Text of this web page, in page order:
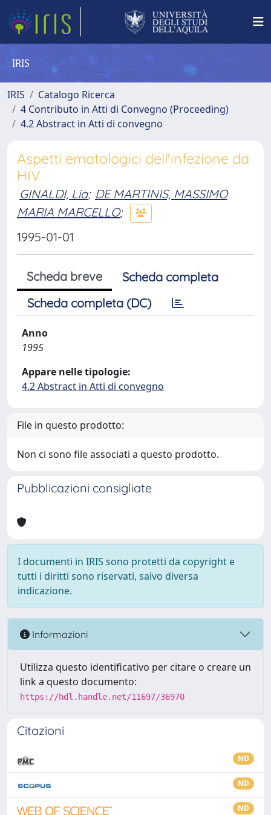
IRIS
IRIS
Catalogo Ricerca
4 Contributo in Atti di Convegno (Proceeding)
4.2 Abstract in Atti di convegno
Aspetti ematologici dell'infezione da
HIV
GINALDI, Lia; DE MARTINIS, MASSIMO
MARIA MARCELLO;
1995-01-01
Scheda breve
Scheda completa
Scheda completa (DC)
Anno
1995
Appare nelle tipologie:
4.2 Abstract in Atti di convegno
File in questo prodotto:
Non ci sono file associati a questo prodotto.
Pubblicazioni consigliate
I documenti in IRIS sono protetti da copyright e
tutti i diritti sono riservati, salvo diversa
indicazione.
Informazioni
Utilizza questo identificativo per citare o creare un
link a questo documento:
https://hdl.handle.net/11697/36970
Citazioni
ND
ND
ND